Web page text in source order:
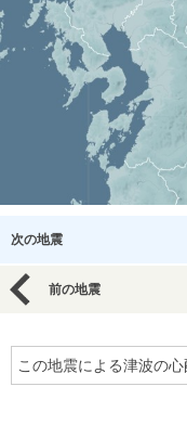
次の地震
前の地震
この地震による津波の心